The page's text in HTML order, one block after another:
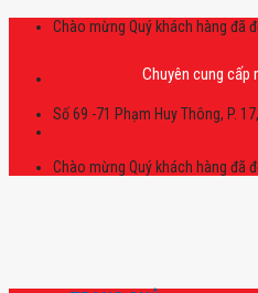
Skip
Chào mừng Quý khách hàng đã
Chuyên cung cấp rượu
Số 69 -71 Phạm Huy Thông, P.
Chào mừng Quý khách hàng đã